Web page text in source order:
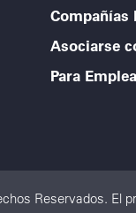
Compañías
Asociarse
Para
Reservados. El